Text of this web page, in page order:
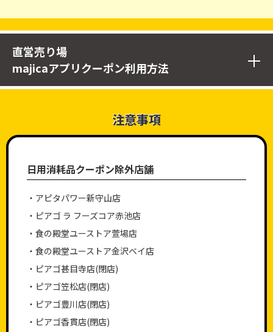
直営売り場
majicaアプリクーポン利用方法
STEP.1
画面下にあるクーポン
注意事項
日用消耗品クーポン除外店舗
・アピタパワー新守山店
・ピアゴ ラ フーズコア赤池店
・食の殿堂ユーストア萱場店
・食の殿堂ユーストア金沢ベイ店
・ピアゴ甚目寺店(閉店)
・ピアゴ笠松店(閉店)
・ピアゴ豊川店(閉店)
・ピアゴ香貫店(閉店)